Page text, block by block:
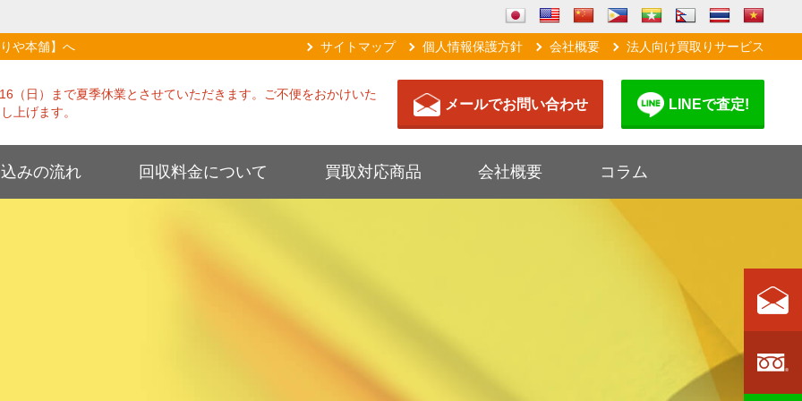
や本舗】へ サイトマップ 個人情報保護方針 会社概要 法人向け買取りサービス
（日）まで夏季休業とさせていただきます。ご不便をおかけいた
上げます。
メールでお問い合わせ LINEで査定!
みの流れ 回収料金について 買取対応商品 会社概要 コラム